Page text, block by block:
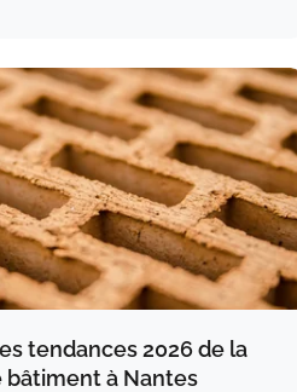
tendances 2026 de la
bâtiment à Nantes